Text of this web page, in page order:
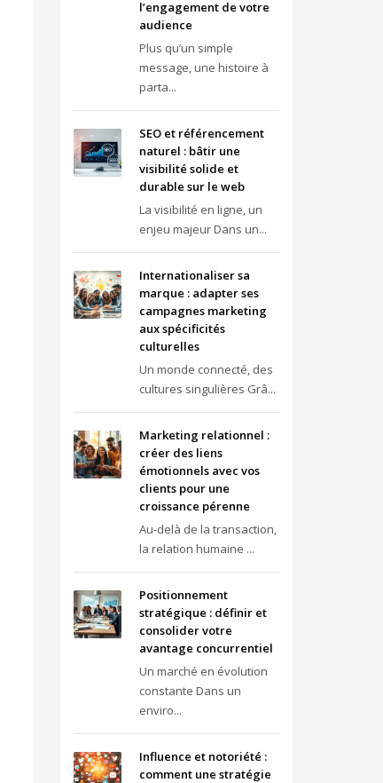
l’engagement de votre
audience
Plus qu’un simple
message, une histoire à
parta...
SEO et référencement
naturel : bâtir une
visibilité solide et
durable sur le web
La visibilité en ligne, un
enjeu majeur Dans un...
Internationaliser sa
marque : adapter ses
campagnes marketing
aux spécificités
culturelles
Un monde connecté, des
cultures singulières Grâ...
Marketing relationnel :
créer des liens
émotionnels avec vos
clients pour une
croissance pérenne
Au-delà de la transaction,
la relation humaine ...
Positionnement
stratégique : définir et
consolider votre
avantage concurrentiel
Un marché en évolution
constante Dans un
enviro...
Influence et notoriété :
comment une stratégie